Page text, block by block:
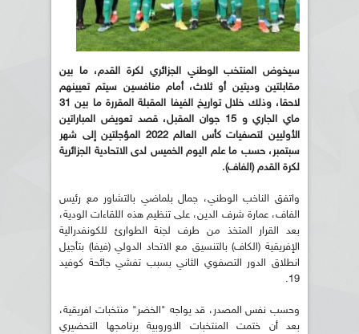
سيخوض المنتخب الوطني الجزائري لكرة القدم، ما بين
مقابلتين وديتين أو ثلاث، أمام منافسين سيتم تعيينهم
لاحقا، وذلك خلال تواريخ الفيفا المقبلة المقررة ما بين 31
ماي الجاري و 15 جوان المقبل، قصد تعويض المباراتين
الأوليين لتصفيات كأس العالم 2022 المؤجلتين إلى شهر
سبتمبر، حسب ما علم اليوم الخميس لدى الاتحادية الجزائرية
لكرة القدم (الفاف).
واتفق الناخب الوطني، جمال بلماضي بالتشاور مع رئيس
الفاف، عمارة شرف الدين، على تنظيم هذه اللقاءات الودية،
بعد القرار المتخذ من طرف لجنة الطوارئ للكونفدرالية
الإفريقية (الكاف) بالتنسيق مع الاتحاد الدولي (فيفا) بتأجيل
انطلاق الدور التصفوي الثاني بسبب تفشي جائحة كوفيد
19.
وحسب نفس المصدر، قد يواجه "الخضر" منتخبات افريقية،
بعد أن ختمت المنتخبات الاوروبية برنامجها التحضيري